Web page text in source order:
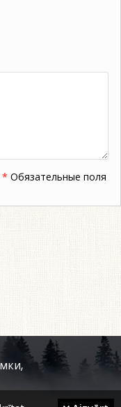
* Обязательные поля